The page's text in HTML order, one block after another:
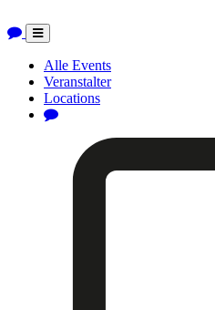
Toggle
navigation
Alle Events
Veranstalter
Locations